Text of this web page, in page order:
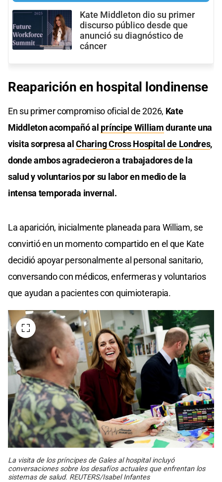
Kate Middleton dio su primer
discurso público desde que
anunció su diagnóstico de
cáncer
Reaparición en hospital londinense
En su primer compromiso oficial de 2026, Kate
Middleton acompañó al príncipe Williamdurante una
visita sorpresa alCharing Cross Hospital de Londres,
donde ambos agradecieron a trabajadores de la
salud y voluntarios por su labor en medio de la
intensa temporada invernal.
La aparición, inicialmente planeada para William, se
convirtió en un momento compartido en el que Kate
decidió apoyar personalmente al personal sanitario,
conversando con médicos, enfermeras y voluntarios
que ayudan a pacientes con quimioterapia.
La visita de los príncipes de Gales al hospital incluyó
conversaciones sobre los desafíos actuales que enfrentan los
sistemas de salud. REUTERS/Isabel Infantes